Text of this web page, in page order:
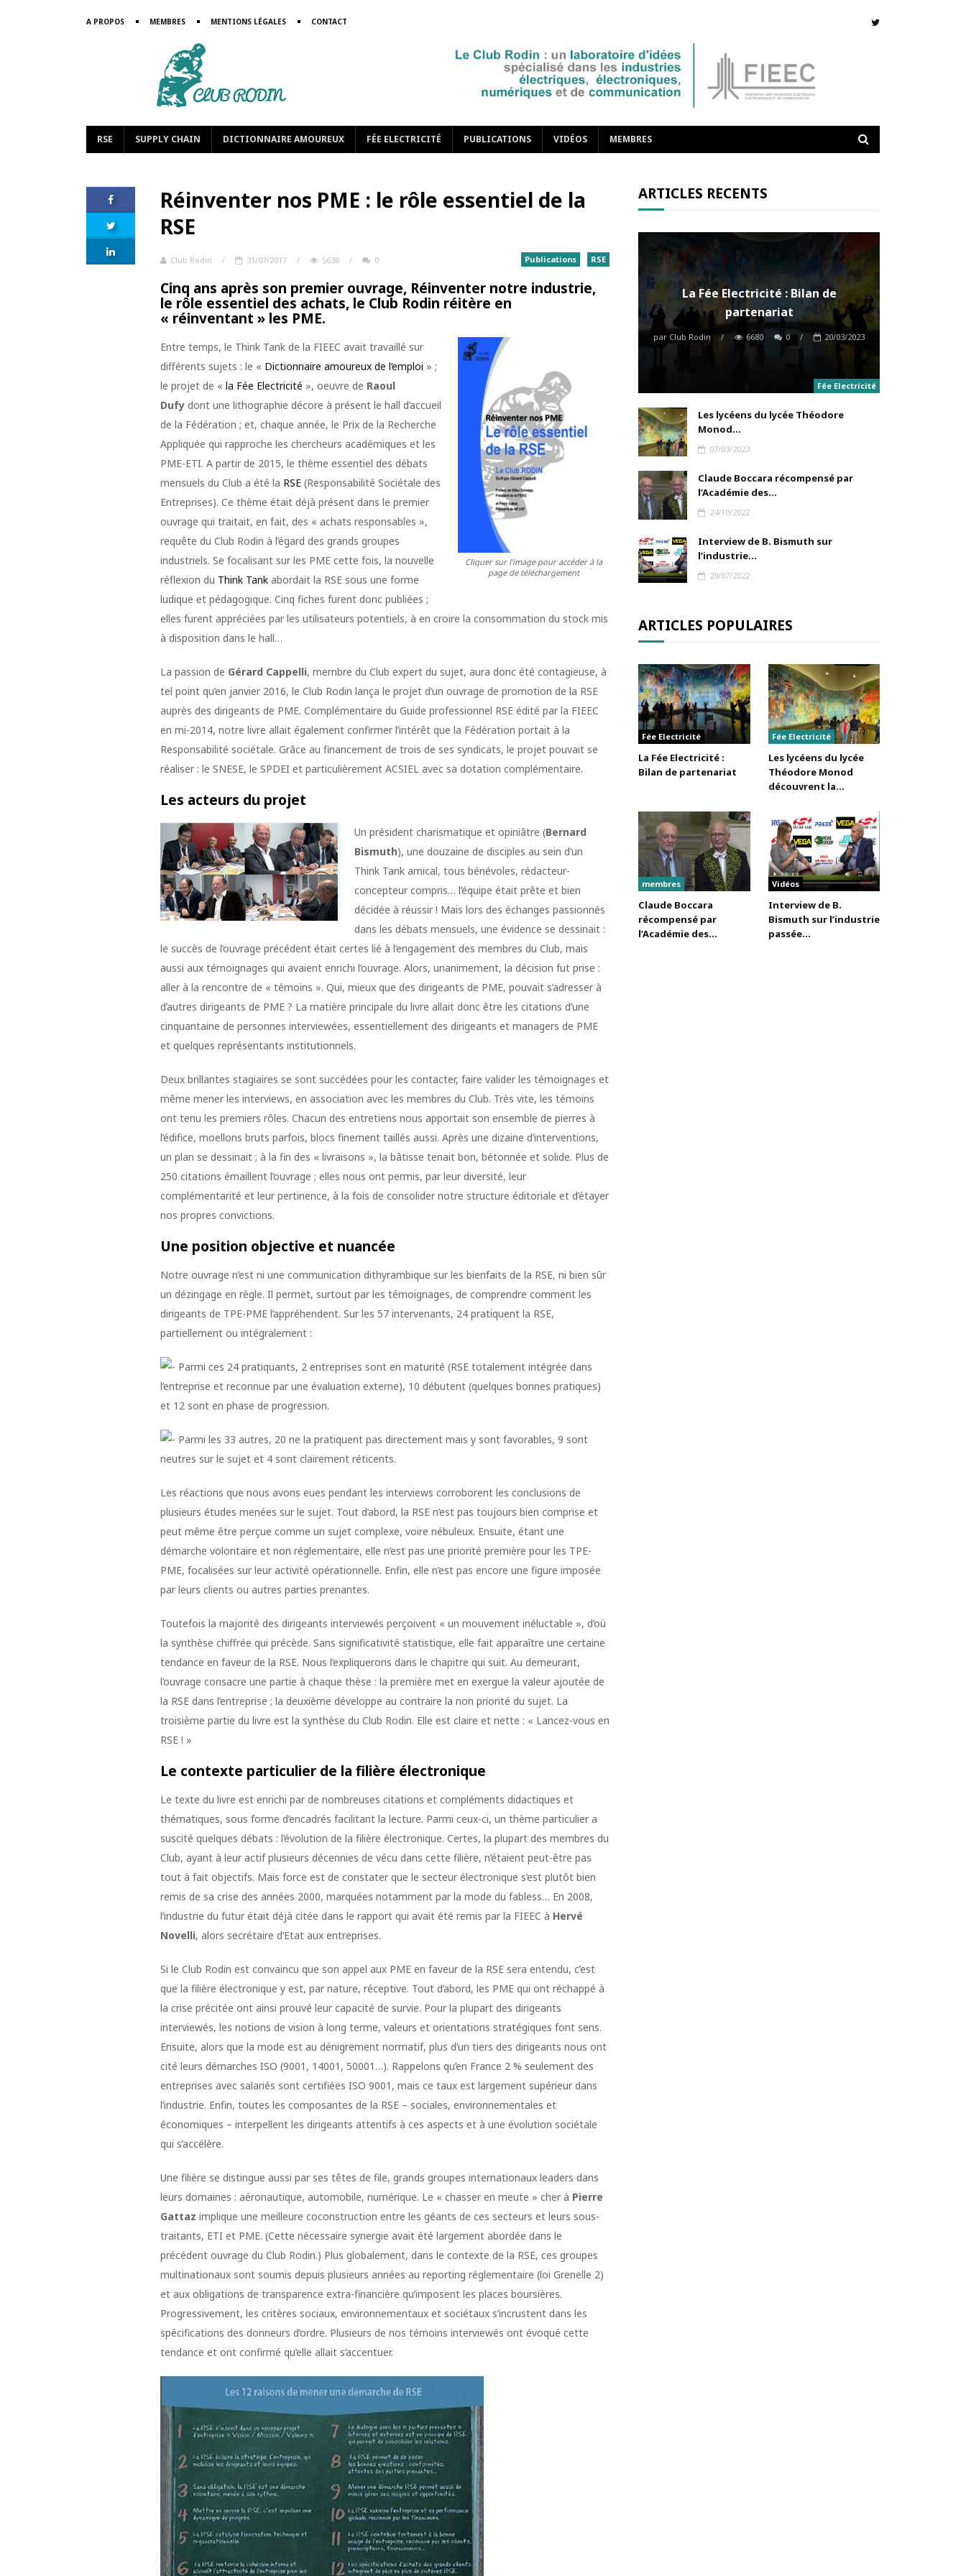
A PROPOS MEMBRES MENTIONS LÉGALES CONTACT
RSE SUPPLY CHAIN DICTIONNAIRE AMOUREUX FÉE ELECTRICITÉ PUBLICATIONS VIDÉOS MEMBRES
Réinventer nos PME : le rôle essentiel de la
RSE
Club Rodin / 31/07/2017 / 5630 / 0 Publications RSE
Cinq ans après son premier ouvrage, Réinventer notre industrie,
le rôle essentiel des achats, le Club Rodin réitère en
« réinventant » les PME.
Cliquer sur l’image pour accéder à la
page de téléchargement
Entre temps, le Think Tank de la FIEEC avait travaillé sur
différents sujets : le « Dictionnaire amoureux de l’emploi » ;
le projet de « la Fée Electricité », oeuvre de Raoul
Dufy dont une lithographie décore à présent le hall d’accueil
de la Fédération ; et, chaque année, le Prix de la Recherche
Appliquée qui rapproche les chercheurs académiques et les
PME-ETI. A partir de 2015, le thème essentiel des débats
mensuels du Club a été la RSE (Responsabilité Sociétale des
Entreprises). Ce thème était déjà présent dans le premier
ouvrage qui traitait, en fait, des « achats responsables »,
requête du Club Rodin à l’égard des grands groupes
industriels. Se focalisant sur les PME cette fois, la nouvelle
réflexion du Think Tank abordait la RSE sous une forme
ludique et pédagogique. Cinq fiches furent donc publiées ;
elles furent appréciées par les utilisateurs potentiels, à en croire la consommation du stock mis
à disposition dans le hall…
La passion de Gérard Cappelli, membre du Club expert du sujet, aura donc été contagieuse, à
tel point qu’en janvier 2016, le Club Rodin lança le projet d’un ouvrage de promotion de la RSE
auprès des dirigeants de PME. Complémentaire du Guide professionnel RSE édité par la FIEEC
en mi-2014, notre livre allait également confirmer l’intérêt que la Fédération portait à la
Responsabilité sociétale. Grâce au financement de trois de ses syndicats, le projet pouvait se
réaliser : le SNESE, le SPDEI et particulièrement ACSIEL avec sa dotation complémentaire.
Les acteurs du projet
Un président charismatique et opiniâtre (Bernard
Bismuth), une douzaine de disciples au sein d’un
Think Tank amical, tous bénévoles, rédacteur-
concepteur compris… l’équipe était prête et bien
décidée à réussir ! Mais lors des échanges passionnés
dans les débats mensuels, une évidence se dessinait :
le succès de l’ouvrage précédent était certes lié à l’engagement des membres du Club, mais
aussi aux témoignages qui avaient enrichi l’ouvrage. Alors, unanimement, la décision fut prise :
aller à la rencontre de « témoins ». Qui, mieux que des dirigeants de PME, pouvait s’adresser à
d’autres dirigeants de PME ? La matière principale du livre allait donc être les citations d’une
cinquantaine de personnes interviewées, essentiellement des dirigeants et managers de PME
et quelques représentants institutionnels.
Deux brillantes stagiaires se sont succédées pour les contacter, faire valider les témoignages et
même mener les interviews, en association avec les membres du Club. Très vite, les témoins
ont tenu les premiers rôles. Chacun des entretiens nous apportait son ensemble de pierres à
l’édifice, moellons bruts parfois, blocs finement taillés aussi. Après une dizaine d’interventions,
un plan se dessinait ; à la fin des « livraisons », la bâtisse tenait bon, bétonnée et solide. Plus de
250 citations émaillent l’ouvrage ; elles nous ont permis, par leur diversité, leur
complémentarité et leur pertinence, à la fois de consolider notre structure éditoriale et d’étayer
nos propres convictions.
Une position objective et nuancée
Notre ouvrage n’est ni une communication dithyrambique sur les bienfaits de la RSE, ni bien sûr
un dézingage en règle. Il permet, surtout par les témoignages, de comprendre comment les
dirigeants de TPE-PME l’appréhendent. Sur les 57 intervenants, 24 pratiquent la RSE,
partiellement ou intégralement :
Parmi ces 24 pratiquants, 2 entreprises sont en maturité (RSE totalement intégrée dans
l’entreprise et reconnue par une évaluation externe), 10 débutent (quelques bonnes pratiques)
et 12 sont en phase de progression.
Parmi les 33 autres, 20 ne la pratiquent pas directement mais y sont favorables, 9 sont
neutres sur le sujet et 4 sont clairement réticents.
Les réactions que nous avons eues pendant les interviews corroborent les conclusions de
plusieurs études menées sur le sujet. Tout d’abord, la RSE n’est pas toujours bien comprise et
peut même être perçue comme un sujet complexe, voire nébuleux. Ensuite, étant une
démarche volontaire et non réglementaire, elle n’est pas une priorité première pour les TPE-
PME, focalisées sur leur activité opérationnelle. Enfin, elle n’est pas encore une figure imposée
par leurs clients ou autres parties prenantes.
Toutefois la majorité des dirigeants interviewés perçoivent « un mouvement inéluctable », d’où
la synthèse chiffrée qui précède. Sans significativité statistique, elle fait apparaître une certaine
tendance en faveur de la RSE. Nous l’expliquerons dans le chapitre qui suit. Au demeurant,
l’ouvrage consacre une partie à chaque thèse : la première met en exergue la valeur ajoutée de
la RSE dans l’entreprise ; la deuxième développe au contraire la non priorité du sujet. La
troisième partie du livre est la synthèse du Club Rodin. Elle est claire et nette : « Lancez-vous en
RSE ! »
Le contexte particulier de la filière électronique
Le texte du livre est enrichi par de nombreuses citations et compléments didactiques et
thématiques, sous forme d’encadrés facilitant la lecture. Parmi ceux-ci, un thème particulier a
suscité quelques débats : l’évolution de la filière électronique. Certes, la plupart des membres du
Club, ayant à leur actif plusieurs décennies de vécu dans cette filière, n’étaient peut-être pas
tout à fait objectifs. Mais force est de constater que le secteur électronique s’est plutôt bien
remis de sa crise des années 2000, marquées notamment par la mode du fabless… En 2008,
l’industrie du futur était déjà citée dans le rapport qui avait été remis par la FIEEC à Hervé
Novelli, alors secrétaire d’Etat aux entreprises.
Si le Club Rodin est convaincu que son appel aux PME en faveur de la RSE sera entendu, c’est
que la filière électronique y est, par nature, réceptive. Tout d’abord, les PME qui ont réchappé à
la crise précitée ont ainsi prouvé leur capacité de survie. Pour la plupart des dirigeants
interviewés, les notions de vision à long terme, valeurs et orientations stratégiques font sens.
Ensuite, alors que la mode est au dénigrement normatif, plus d’un tiers des dirigeants nous ont
cité leurs démarches ISO (9001, 14001, 50001…). Rappelons qu’en France 2 % seulement des
entreprises avec salariés sont certifiées ISO 9001, mais ce taux est largement supérieur dans
l’industrie. Enfin, toutes les composantes de la RSE – sociales, environnementales et
économiques – interpellent les dirigeants attentifs à ces aspects et à une évolution sociétale
qui s’accélère.
Une filière se distingue aussi par ses têtes de file, grands groupes internationaux leaders dans
leurs domaines : aéronautique, automobile, numérique. Le « chasser en meute » cher à Pierre
Gattaz implique une meilleure coconstruction entre les géants de ces secteurs et leurs sous-
traitants, ETI et PME. (Cette nécessaire synergie avait été largement abordée dans le
précédent ouvrage du Club Rodin.) Plus globalement, dans le contexte de la RSE, ces groupes
multinationaux sont soumis depuis plusieurs années au reporting réglementaire (loi Grenelle 2)
et aux obligations de transparence extra-financière qu’imposent les places boursières.
Progressivement, les critères sociaux, environnementaux et sociétaux s’incrustent dans les
spécifications des donneurs d’ordre. Plusieurs de nos témoins interviewés ont évoqué cette
tendance et ont confirmé qu’elle allait s’accentuer.
ARTICLES RÉCENTS
Fée Electricité
La Fée Electricité : Bilan de
partenariat
par Club Rodin / 6680 0 / 20/03/2023
Les lycéens du lycée Théodore
Monod...
07/03/2023
Claude Boccara récompensé par
l’Académie des...
24/10/2022
Interview de B. Bismuth sur
l’industrie...
29/07/2022
ARTICLES POPULAIRES
Fée Electricité
La Fée Electricité :
Bilan de partenariat
Fée Electricité
Les lycéens du lycée
Théodore Monod
découvrent la...
membres
Claude Boccara
récompensé par
l’Académie des...
Vidéos
Interview de B.
Bismuth sur l’industrie
passée...